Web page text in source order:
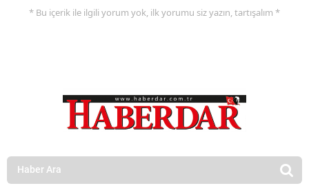
* Bu içerik ile ilgili yorum yok, ilk yorumu siz yazın, tartışalım *